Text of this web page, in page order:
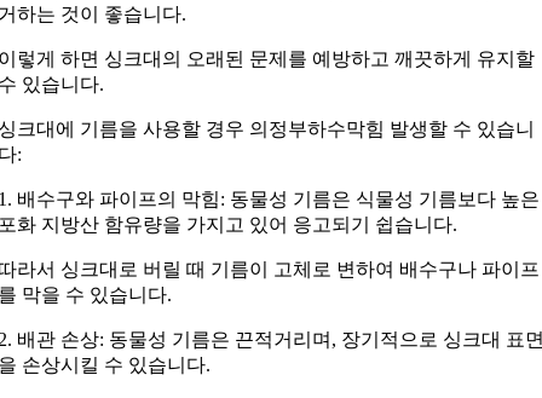
하는 것이 좋습니다.
렇게 하면 싱크대의 오래된 문제를 예방하고 깨끗하게 유지할
있습니다.
크대에 기름을 사용할 경우 의정부하수막힘 발생할 수 있습니
:
배수구와 파이프의 막힘: 동물성 기름은 식물성 기름보다 높은
화 지방산 함유량을 가지고 있어 응고되기 쉽습니다.
라서 싱크대로 버릴 때 기름이 고체로 변하여 배수구나 파이프
막을 수 있습니다.
배관 손상: 동물성 기름은 끈적거리며, 장기적으로 싱크대 표
손상시킬 수 있습니다.